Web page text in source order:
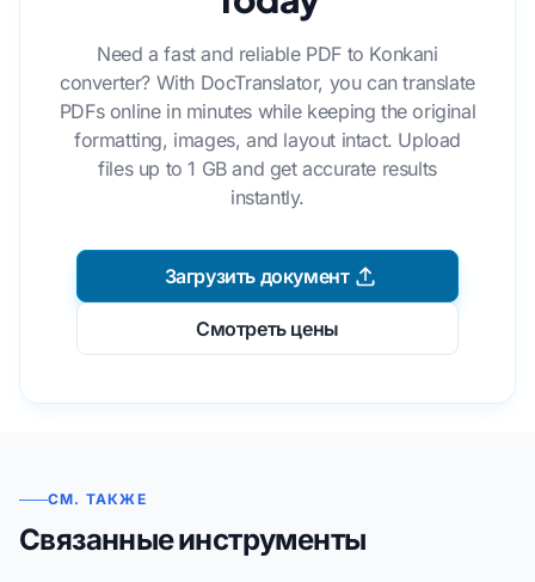
Need a fast and reliable PDF to Konkani
converter? With DocTranslator, you can translate
PDFs online in minutes while keeping the original
formatting, images, and layout intact. Upload
files up to 1 GB and get accurate results
instantly.
Загрузить документ
Смотреть цены
СМ. ТАКЖЕ
Связанные инструменты